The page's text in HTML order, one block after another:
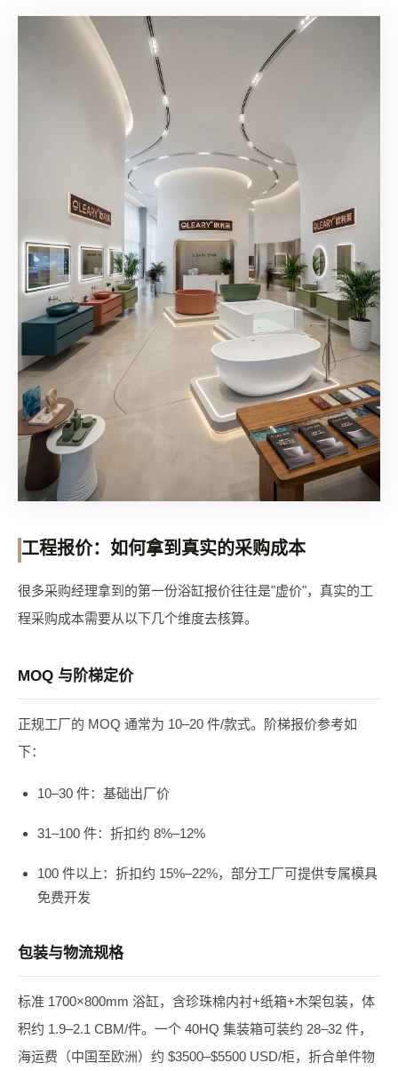
工程报价：如何拿到真实的采购成本
很多采购经理拿到的第一份浴缸报价往往是"虚价"，真实的工
程采购成本需要从以下几个维度去核算。
MOQ 与阶梯定价
正规工厂的 MOQ 通常为 10–20 件/款式。阶梯报价参考如
下：
10–30 件：基础出厂价
31–100 件：折扣约 8%–12%
100 件以上：折扣约 15%–22%，部分工厂可提供专属模具
免费开发
包装与物流规格
标准 1700×800mm 浴缸，含珍珠棉内衬+纸箱+木架包装，体
积约 1.9–2.1 CBM/件。一个 40HQ 集装箱可装约 28–32 件，
海运费（中国至欧洲）约 $3500–$5500 USD/柜，折合单件物